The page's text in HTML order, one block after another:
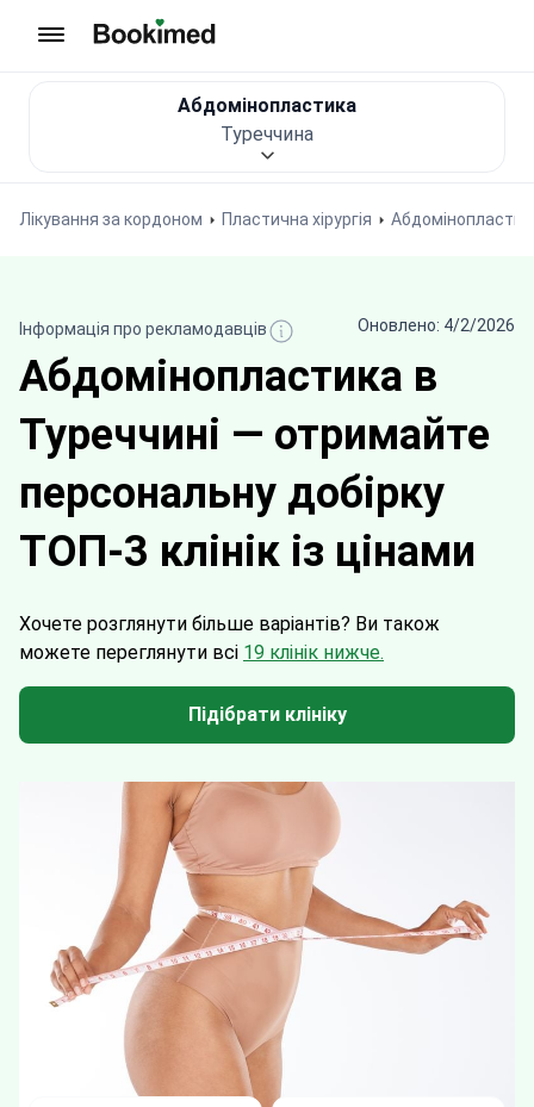
Лікування за кордоном Пластична хірургія
Абдомінопластика
Туреччина
Інформація про рекламодавців Оновлено: 4/2/2026
Абдомінопластика в
Туреччині — отримайте
персональну добірку
ТОП-3 клінік із цінами
Хочете розглянути більше варіантів? Ви також
можете переглянути всі 19 клінік нижче.
Підібрати клініку